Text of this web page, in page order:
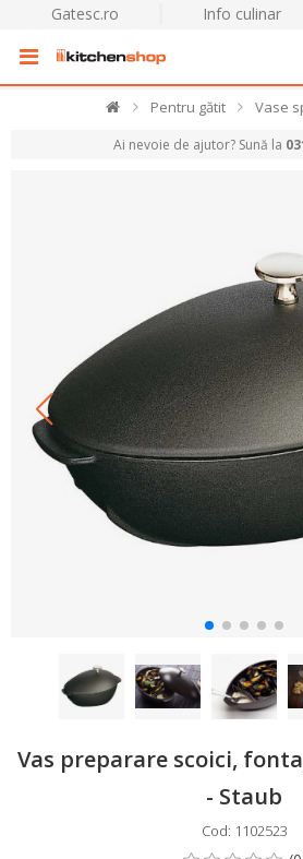
Gatesc.ro Info culinar
Pentru gătit Vase
Ai nevoie de ajutor? Sună la
Vas preparare scoici,
- Staub
Cod: 1102523